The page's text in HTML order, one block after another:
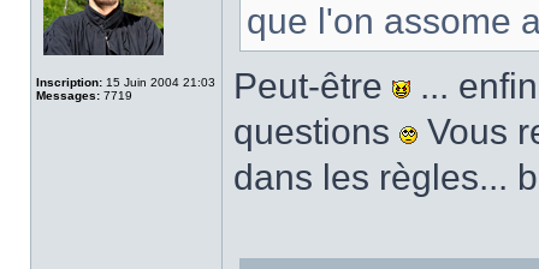
Inscription: 15 Juin 2004 21:03
Messages: 7719
que l'on assome
Peut-être
...
questions
Vous
dans les règles...